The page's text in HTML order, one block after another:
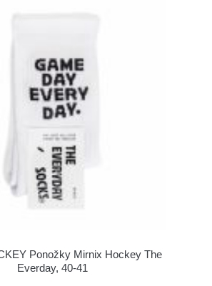
Ponožky Mirnix Hockey The
Everday, 40-41